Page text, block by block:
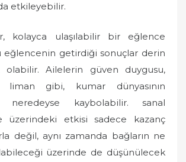
da etkileyebilir.
kolayca ulaşılabilir bir eğlence
eğlencenin getirdiği sonuçlar derin
olabilir. Ailelerin güven duygusu,
gibi, kumar dünyasının
neredeyse kaybolabilir. sanal
üzerindeki etkisi sadece kazanç
değil, aynı zamanda bağların ne
üzerinde de düşünülecek